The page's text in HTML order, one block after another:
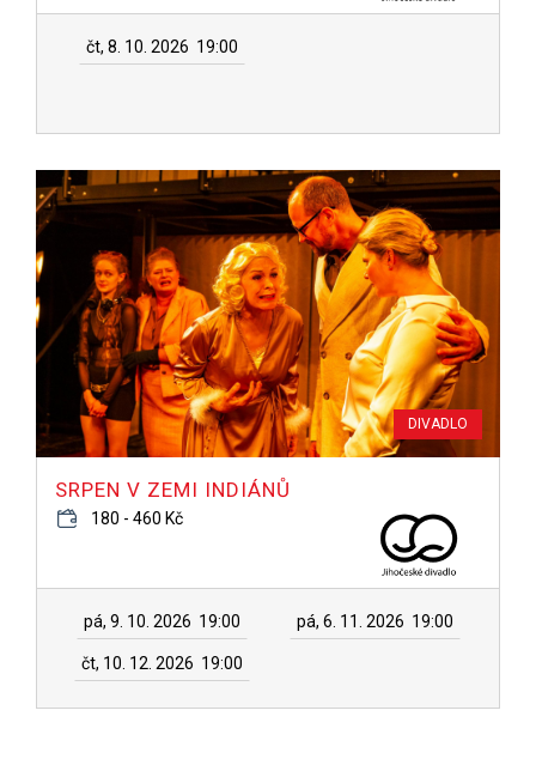
čt, 8. 10. 2026 19:00
DIVADLO
SRPEN V ZEMI INDIÁNŮ
180 - 460 Kč
pá, 9. 10. 2026 19:00 pá, 6. 11. 2026 19:00
čt, 10. 12. 2026 19:00